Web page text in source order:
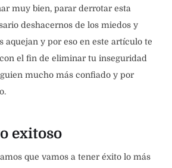
muy bien, parar derrotar esta
deshacernos de los miedos y
aquejan y por eso en este artículo te
el fin de eliminar tu inseguridad
mucho más confiado y por
exitoso
que vamos a tener éxito lo más